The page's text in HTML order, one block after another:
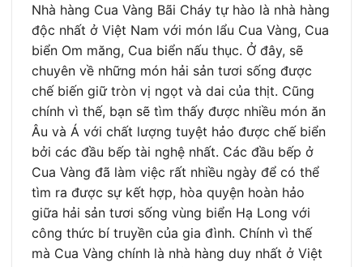
Nhà hàng Cua Vàng Bãi Cháy tự hào là nhà hàng
độc nhất ở Việt Nam với món lẩu Cua Vàng, Cua
biển Om măng, Cua biển nấu thục. Ở đây, sẽ
chuyên về những món hải sản tươi sống được
chế biến giữ tròn vị ngọt và dai của thịt. Cũng
chính vì thế, bạn sẽ tìm thấy được nhiều món ăn
Âu và Á với chất lượng tuyệt hảo được chế biển
bởi các đầu bếp tài nghệ nhất. Các đầu bếp ở
Cua Vàng đã làm việc rất nhiều ngày để có thể
tìm ra được sự kết hợp, hòa quyện hoàn hảo
giữa hải sản tươi sống vùng biển Hạ Long với
công thức bí truyền của gia đình. Chính vì thế
mà Cua Vàng chính là nhà hàng duy nhất ở Việt